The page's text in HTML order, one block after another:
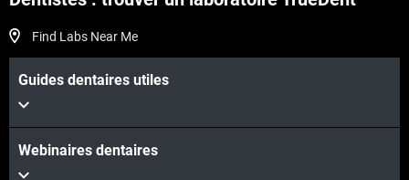
Find Labs Near Me
Guides dentaires utiles
Webinaires dentaires